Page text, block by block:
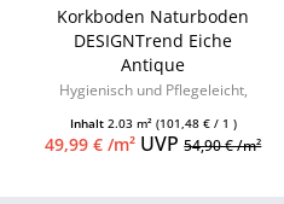
Korkboden Naturboden
DESIGNTrend Eiche
Antique
Hygienisch und Pflegeleicht,
Kinderfreundlich und Bequem,
hoher Feuchtigkeitsschutz und
Inhalt 2.03 m² (101,48 € / 1 )
49,99 € /m² UVP54,90 € /m²